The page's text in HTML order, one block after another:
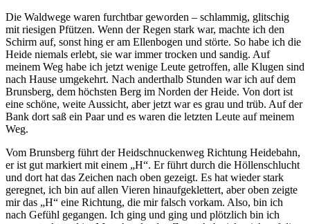
Die Waldwege waren furchtbar geworden – schlammig, glitschig
mit riesigen Pfützen. Wenn der Regen stark war, machte ich den
Schirm auf, sonst hing er am Ellenbogen und störte. So habe ich die
Heide niemals erlebt, sie war immer trocken und sandig. Auf
meinem Weg habe ich jetzt wenige Leute getroffen, alle Klugen sind
nach Hause umgekehrt. Nach anderthalb Stunden war ich auf dem
Brunsberg, dem höchsten Berg im Norden der Heide. Von dort ist
eine schöne, weite Aussicht, aber jetzt war es grau und trüb. Auf der
Bank dort saß ein Paar und es waren die letzten Leute auf meinem
Weg.
Vom Brunsberg führt der Heidschnuckenweg Richtung Heidebahn,
er ist gut markiert mit einem
H . Er führt durch die Höllenschlucht
und dort hat das Zeichen nach oben gezeigt. Es hat wieder stark
geregnet, ich bin auf allen Vieren hinaufgeklettert, aber oben zeigte
mir das
H
eine Richtung, die mir falsch vorkam. Also, bin ich
nach Gefühl gegangen. Ich ging und ging und plötzlich bin ich